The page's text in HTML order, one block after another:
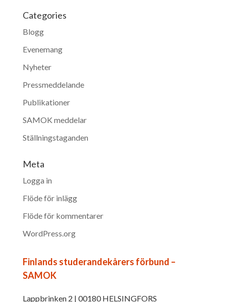
Categories
Blogg
Evenemang
Nyheter
Pressmeddelande
Publikationer
SAMOK meddelar
Ställningstaganden
Meta
Logga in
Flöde för inlägg
Flöde för kommentarer
WordPress.org
Finlands studerandekårers förbund –
SAMOK
Lappbrinken 2 | 00180 HELSINGFORS